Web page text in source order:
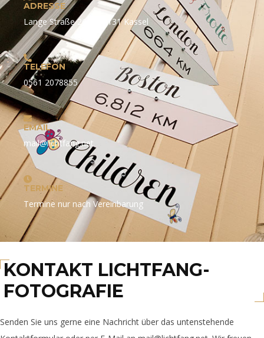
ADRESSE
Lange Straße 26 in 34131 Kassel
TELEFON
0561 2078855
EMAIL
mail@lichtfang.net
TERMINE
Termine nur nach Vereinbarung
KONTAKT LICHTFANG-
FOTOGRAFIE
Senden Sie uns gerne eine Nachricht über das untenstehende